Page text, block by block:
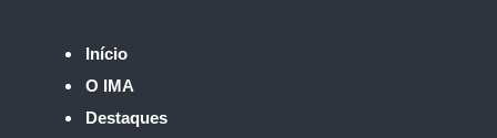
Início
O IMA
Destaques